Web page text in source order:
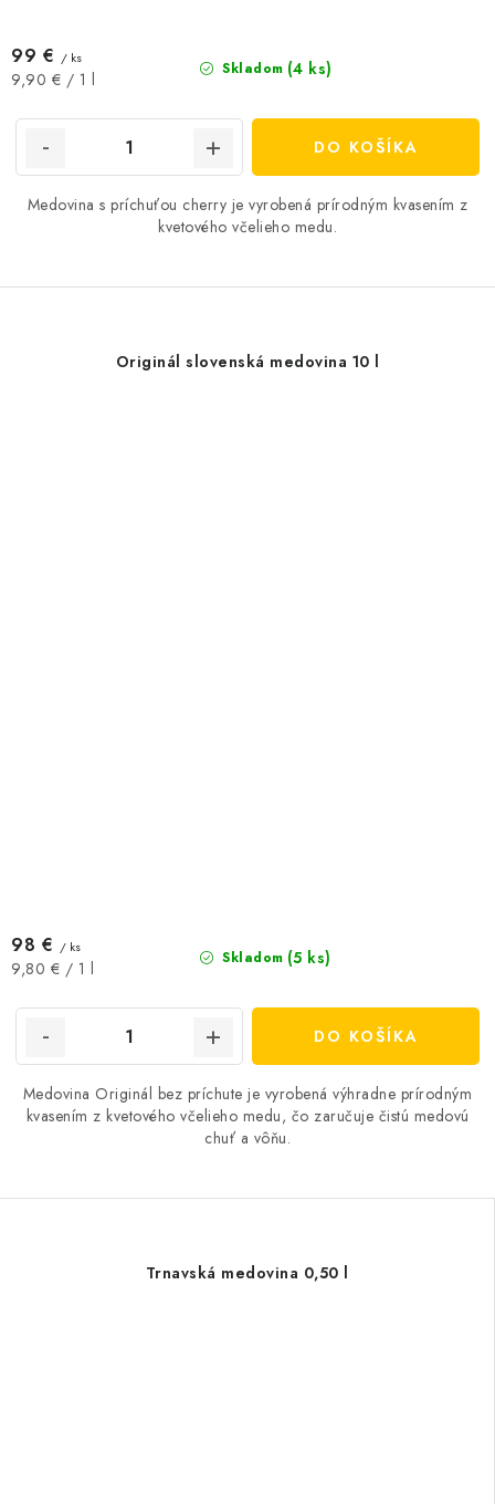
Skladom (4 ks)
99 € / ks
Jednotková
9,90 € / 1 l
DO KOŠÍKA
Medovina s príchuťou cherry je vyrobená prírodným kvasením z
kvetového včelieho medu.
Originál slovenská medovina 10 l
Skladom (5 ks)
98 € / ks
Jednotková
9,80 € / 1 l
DO KOŠÍKA
Medovina Originál bez príchute je vyrobená výhradne prírodným
kvasením z kvetového včelieho medu, čo zaručuje čistú medovú
chuť a vôňu.
Trnavská medovina 0,50 l